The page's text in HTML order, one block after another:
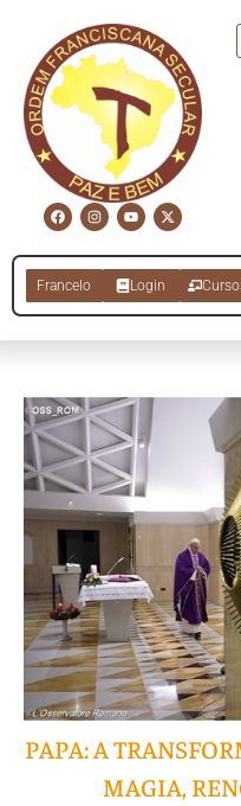
Francelo Login
PAPA: A
MAGIA,